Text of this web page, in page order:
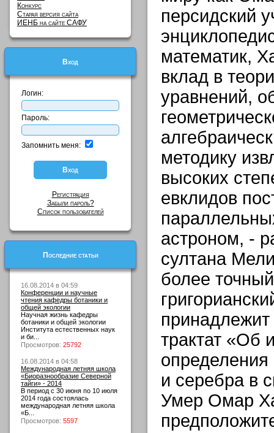
Конкурс
Старая версия сайта
ИЕНБ на сайте САФУ
Вход
Логин:
Пароль:
Запомнить меня:
Регистрация
Забыли пароль?
Список пользователей
Последние статьи
16.08.2014 в 04:59
Конференции и научные
чтения кафедры ботаники и
общей экологии
Научная жизнь кафедры
ботаники и общей экологии
Института естественных наук
и би...
Просмотров: 25792
16.08.2014 в 04:58
Международная летняя школа
«Биоразнообразие Северной
тайги» - 2014
В период с 30 июня по 10 июля
2014 года состоялась
международная летняя школа
«Б...
Просмотров: 5597
персидский
математик,
вклад в
уравнений,
методику
высоких
евклидов
астроном, -
султана
более
трактат «Об
определения
и серебра в
Умер Омар